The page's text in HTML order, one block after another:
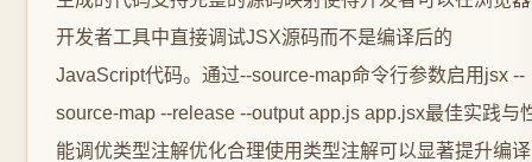
开发者工具中直接调试JSX源码而不是编译后的
JavaScript代码。通过--source-map命令行参数启用jsx --
source-map --release --output app.js app.jsx最佳实践与
能调优类型注解优化合理使用类型注解可以显著提升编译